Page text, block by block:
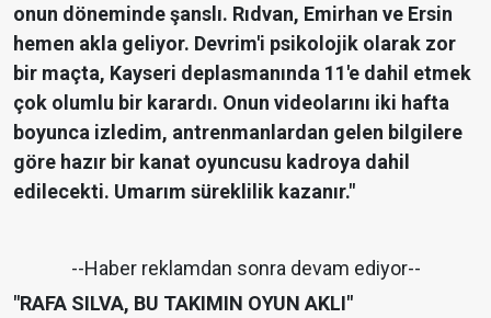
onun döneminde şanslı. Rıdvan, Emirhan ve Ersin
hemen akla geliyor. Devrim'i psikolojik olarak zor
bir maçta, Kayseri deplasmanında 11'e dahil etmek
çok olumlu bir karardı. Onun videolarını iki hafta
boyunca izledim, antrenmanlardan gelen bilgilere
göre hazır bir kanat oyuncusu kadroya dahil
edilecekti. Umarım süreklilik kazanır."
--Haber reklamdan sonra devam ediyor--
"RAFA SILVA, BU TAKIMIN OYUN AKLI"